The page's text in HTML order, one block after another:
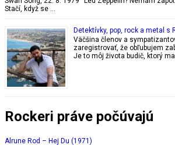
Stačí, když se …
Detektívky, pop, rock a metal s
Väčšina členov a
zaregistrovať, že obľubujem
Je to môj života budič, ktorý ma
Rockeri práve počúvajú
Alrune Rod – Hej Du (1971)